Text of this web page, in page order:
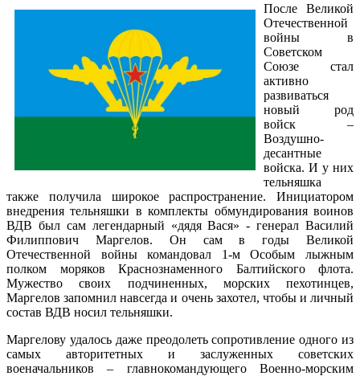
После Великой
Отечественной
войны в
Советском
Союзе стал
активно
развиваться
новый род
войск –
Воздушно-
десантные
войска. И у них
тельняшка
также получила широкое распространение. Инициатором
внедрения тельняшки в комплекты обмундирования воинов
ВДВ был сам легендарный «дядя Вася» - генерал Василий
Филиппович Маргелов. Он сам в годы Великой
Отечественной войны командовал 1-м Особым лыжным
полком моряков Краснознаменного Балтийского флота.
Мужество своих подчиненных, морских пехотинцев,
Маргелов запомнил навсегда и очень захотел, чтобы и личный
состав ВДВ носил тельняшки.
Маргелову удалось даже преодолеть сопротивление одного из
самых авторитетных и заслуженных советских
военачальников – главнокомандующего Военно-морским